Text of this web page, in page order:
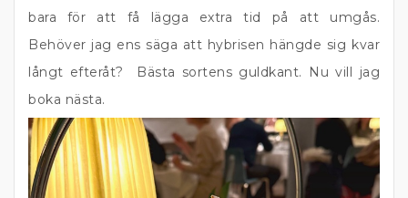
bara för att få lägga extra tid på att umgås.
Behöver jag ens säga att hybrisen hängde sig kvar
långt efteråt? Bästa sortens guldkant. Nu vill jag
boka nästa.